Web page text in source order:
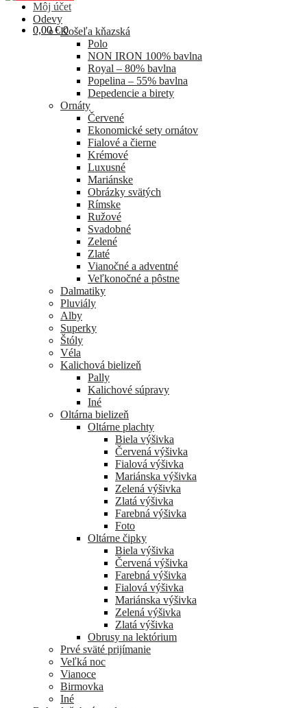
Môj účet
0,00€ 0
Odevy
Košeľa kňazská
Polo
NON IRON 100% bavlna
Royal – 80% bavlna
Popelina – 55% bavlna
Depedencie a birety
Ornáty
Červené
Ekonomické sety ornátov
Fialové a čierne
Krémové
Luxusné
Mariánske
Obrázky svätých
Rímske
Ružové
Svadobné
Zelené
Zlaté
Vianočné a adventné
Veľkonočné a pôstne
Dalmatiky
Pluviály
Alby
Superky
Štóly
Véla
Kalichová bielizeň
Pally
Kalichové súpravy
Iné
Oltárna bielizeň
Oltárne plachty
Biela výšivka
Červená výšivka
Fialová výšivka
Mariánska výšivka
Zelená výšivka
Zlatá výšivka
Farebná výšivka
Foto
Oltárne čipky
Biela výšivka
Červená výšivka
Farebná výšivka
Fialová výšivka
Mariánska výšivka
Zelená výšivka
Zlatá výšivka
Obrusy na lektórium
Prvé sväté prijímanie
Veľká noc
Vianoce
Birmovka
Iné